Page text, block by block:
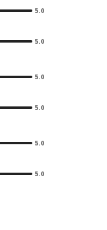
5.0
5.0
5.0
5.0
5.0
5.0